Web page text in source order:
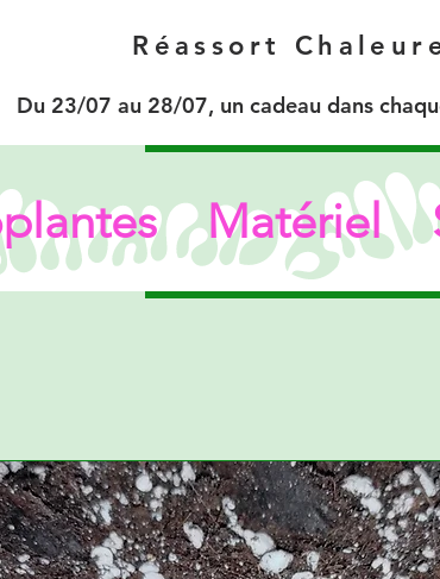
Réassort
Du 23/07 au 28/07, un cadeau dans
Matériel